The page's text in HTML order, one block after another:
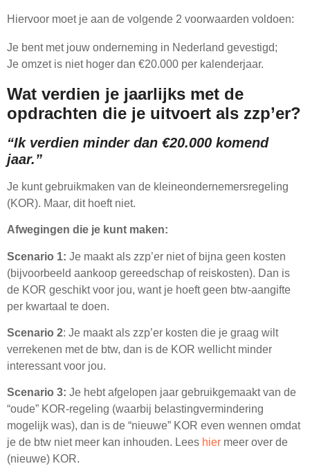
Hiervoor moet je aan de volgende 2 voorwaarden voldoen:
Je bent met jouw onderneming in Nederland gevestigd;
Je omzet is niet hoger dan €20.000 per kalenderjaar.
Wat verdien je jaarlijks met de
opdrachten die je uitvoert als zzp’er?
“Ik verdien minder dan €20.000 komend
jaar.”
Je kunt gebruikmaken van de kleineondernemersregeling
(KOR). Maar, dit hoeft niet.
Afwegingen die je kunt maken:
Scenario 1: Je maakt als zzp’er niet of bijna geen kosten
(bijvoorbeeld aankoop gereedschap of reiskosten). Dan is
de KOR geschikt voor jou, want je hoeft geen btw-aangifte
per kwartaal te doen.
Scenario 2: Je maakt als zzp’er kosten die je graag wilt
verrekenen met de btw, dan is de KOR wellicht minder
interessant voor jou.
Scenario 3: Je hebt afgelopen jaar gebruikgemaakt van de
“oude” KOR-regeling (waarbij belastingvermindering
mogelijk was), dan is de “nieuwe” KOR even wennen omdat
je de btw niet meer kan inhouden. Lees hier meer over de
(nieuwe) KOR.